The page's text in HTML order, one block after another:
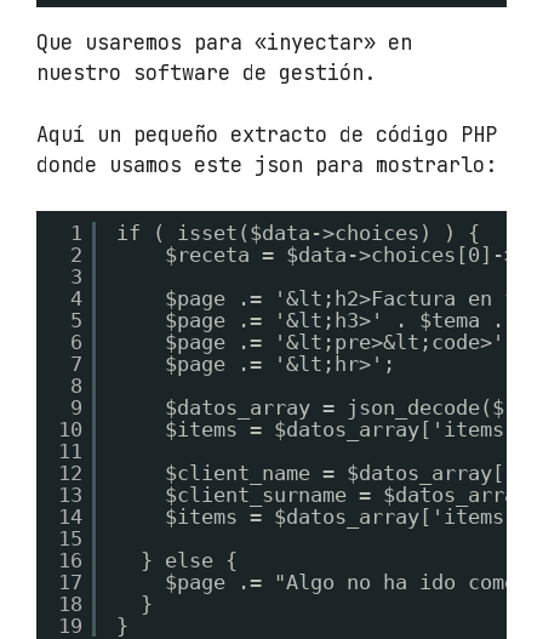
Que usaremos para «inyectar» en
nuestro software de gestión.
Aquí un pequeño extracto de código PHP
donde usamos este json para mostrarlo:
1
2
3
4
5
6
7
8
9
10
11
12
13
14
15
16
17
18
19
if ( isset($data->choices) ) {
$receta = $data->choices[0]-
$page .= '&lt;h2>Factura en
$page .= '&lt;h3>' . $tema .
$page .= '&lt;pre>&lt;code>'
$page .= '&lt;hr>';
$datos_array =
$items = $datos_array['items'];
$client_name =
$client_surname =
$items = $datos_array['items'];
} else {
$page .= "Algo no ha ido como
}
}